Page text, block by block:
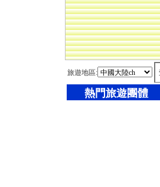
旅遊地區:
熱門旅遊團體